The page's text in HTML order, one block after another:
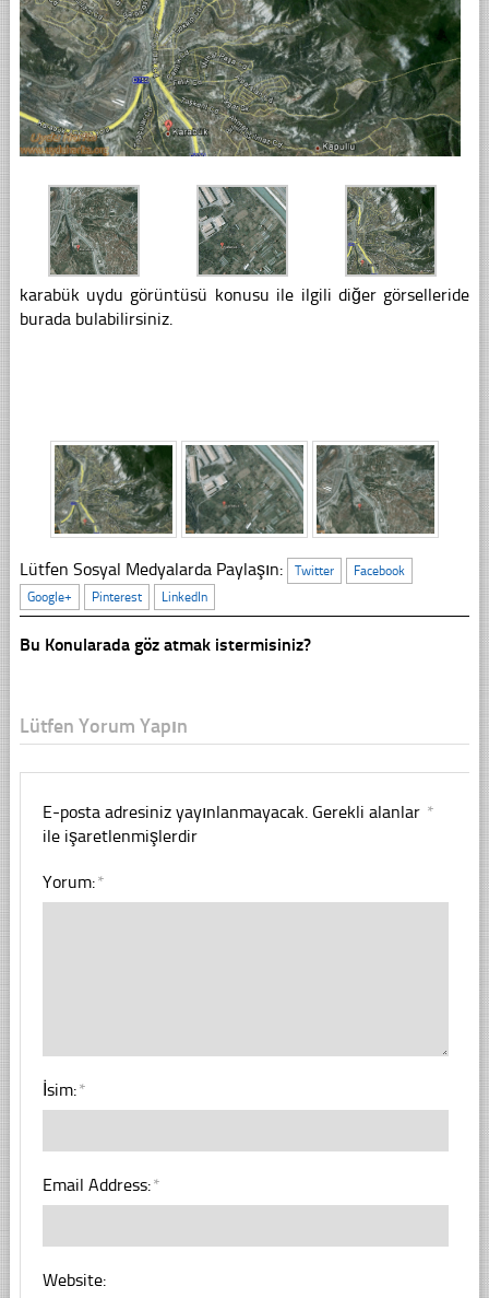
karabük uydu görüntüsü konusu ile ilgili diğer görselleride
burada bulabilirsiniz.
Lütfen Sosyal Medyalarda Paylaşın: Twitter
Facebook
Google+
Pinterest LinkedIn
Bu Konularada göz atmak istermisiniz?
Lütfen Yorum Yapın
E-posta adresiniz yayınlanmayacak. Gerekli alanlar *
ile işaretlenmişlerdir
Yorum:*
İsim:*
Email Address:*
Website: